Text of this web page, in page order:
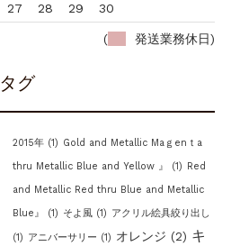
27
28 29 30
( 発送業務休日)
タグ
2015年(1) Gold and Metallic Maｇenｔa
thru Metallic Blue and Yellow 』
(1)
Red
and Metallic Red thru Blue and Metallic
Blue』
(1) そよ風(1) アクリル絵具絞り出し
(1) アニバーサリー (1) オレンジ (2) キ